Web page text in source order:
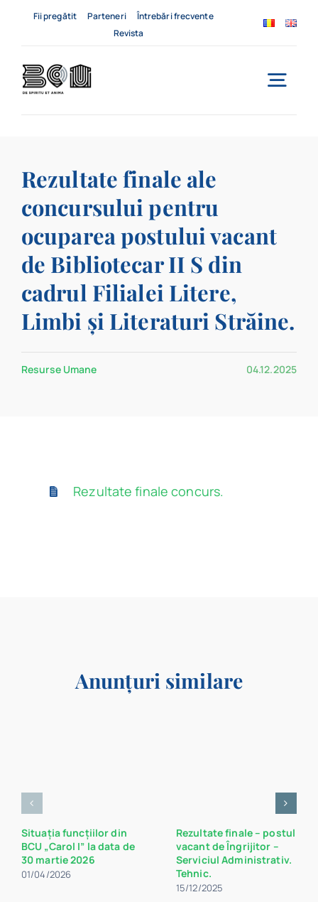
Fii pregătit Parteneri
Întrebări frecvente
Revista
Servicii
Evenimente
Contact
Rezultate finale ale
concursului pentru
ocuparea postului vacant
de Bibliotecar II S din
cadrul Filialei Litere,
Limbi și Literaturi Străine.
Resurse Umane 04.12.2025
Rezultate finale concurs.
Anunțuri similare
Situația funcțiilor din
BCU „Carol I” la data de
30 martie 2026
01/04/2026
Rezultate finale – postul
vacant de Îngrijitor –
Serviciul Administrativ.
Tehnic.
15/12/2025